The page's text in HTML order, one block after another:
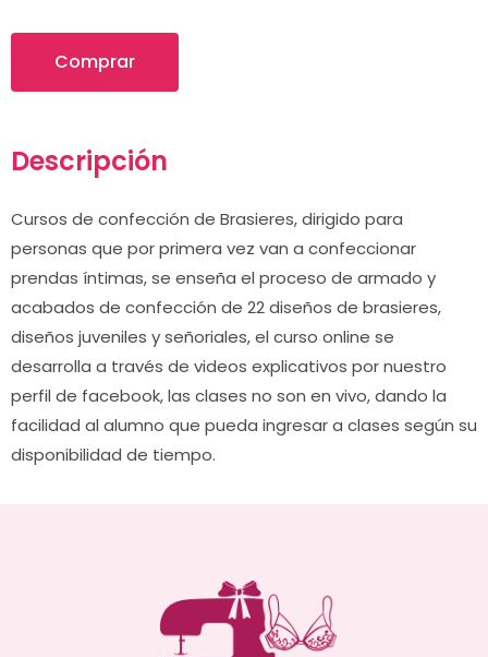
Comprar
Descripción
Cursos de confección de Brasieres, dirigido para
personas que por primera vez van a confeccionar
prendas íntimas, se enseña el proceso de armado y
acabados de confección de 22 diseños de brasieres,
diseños juveniles y señoriales, el curso online se
desarrolla a través de videos explicativos por nuestro
perfil de facebook, las clases no son en vivo, dando la
facilidad al alumno que pueda ingresar a clases según su
disponibilidad de tiempo.
×